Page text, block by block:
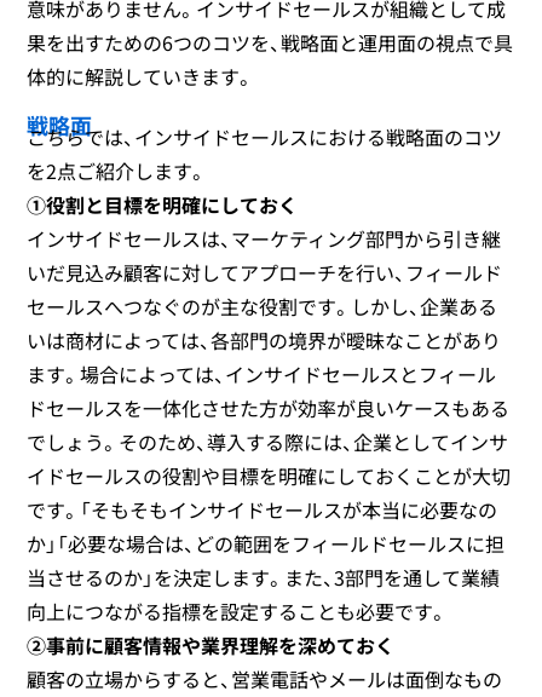
意味がありません。インサイドセールスが組織として成
果を出すための6つのコツを、戦略面と運用面の視点で具
体的に解説していきます。
戦略面
こちらでは、インサイドセールスにおける戦略面のコツ
を2点ご紹介します。
①役割と目標を明確にしておく
インサイドセールスは、マーケティング部門から引き継
いだ見込み顧客に対してアプローチを行い、フィールド
セールスへつなぐのが主な役割です。しかし、企業ある
いは商材によっては、各部門の境界が曖昧なことがあり
ます。場合によっては、インサイドセールスとフィール
ドセールスを一体化させた方が効率が良いケースもある
でしょう。そのため、導入する際には、企業としてインサ
イドセールスの役割や目標を明確にしておくことが大切
です。「そもそもインサイドセールスが本当に必要なの
か」「必要な場合は、どの範囲をフィールドセールスに担
当させるのか」を決定します。また、3部門を通して業績
向上につながる指標を設定することも必要です。
②事前に顧客情報や業界理解を深めておく
顧客の立場からすると、営業電話やメールは面倒なもの